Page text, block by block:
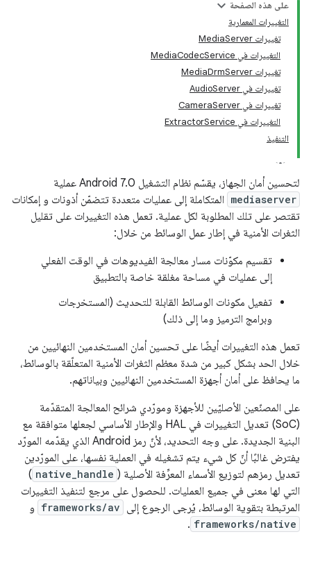
على هذه الصفحة
التغييرات المعمارية
تغييرات MediaServer
التغييرات في MediaCodecService
تغييرات MediaDrmServer
تغييرات في AudioServer
تغييرات في CameraServer
التغييرات في ExtractorService
التنفيذ
لتحسين أمان الجهاز، يقسّم نظام التشغيل Android 7.0 عملية
mediaserver المتكاملة إلى عمليات متعددة تتضمّن أذونات و إمكانات
تقتصر على تلك المطلوبة لكل عملية. تعمل هذه التغييرات على تقليل
الثغرات الأمنية في إطار عمل الوسائط من خلال:
تقسيم مكوّنات مسار معالجة الفيديوهات في الوقت الفعلي
إلى عمليات في مساحة مغلقة خاصة بالتطبيق
تفعيل مكونات الوسائط القابلة للتحديث (المستخرجات
وبرامج الترميز وما إلى ذلك)
تعمل هذه التغييرات أيضًا على تحسين أمان المستخدمين النهائيين من
خلال الحد بشكل كبير من شدة معظم الثغرات الأمنية المتعلّقة بالوسائط،
ما يحافظ على أمان أجهزة المستخدمين النهائيين وبياناتهم.
على المصنّعين الأصليّين للأجهزة ومورّدي شرائح المعالجة المتقدّمة
(SoC) تعديل التغييرات في HAL والإطار الأساسي لجعلها متوافقة مع
البنية الجديدة. على وجه التحديد، لأنّ رمز Android الذي يقدّمه المورّد
يفترض غالبًا أنّ كل شيء يتم تشغيله في العملية نفسها، على المورّدين
تعديل رمزهم لتوزيع الأسماء المعرِّفة الأصلية ( native_handle
)
التي لها معنى في جميع العمليات. للحصول على مرجع لتنفيذ التغييرات
المرتبطة بتقوية الوسائط، يُرجى الرجوع إلى frameworks/av و
frameworks/native
.